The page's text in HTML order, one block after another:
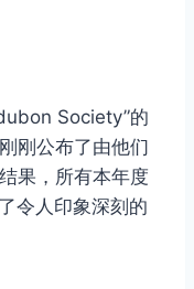
Society”的
刚公布了由他们
果，所有本年度
令人印象深刻的